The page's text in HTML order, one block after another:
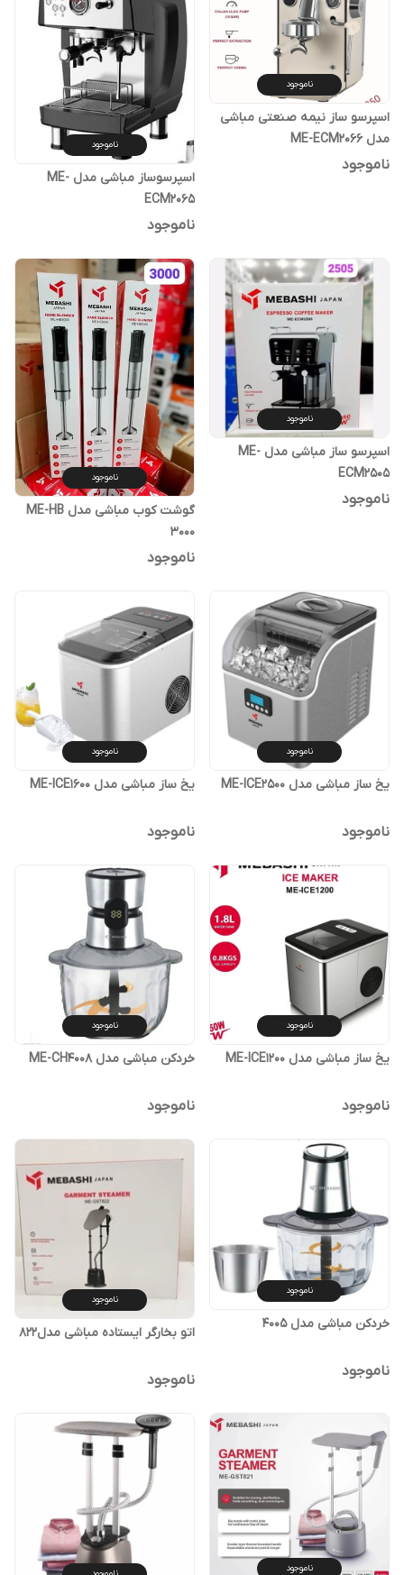
ناموجود
اسپرسو ساز نیمه صنعتی مباشی
مدل ME-ECM2066
ناموجود
ناموجود
اسپرسوساز مباشی مدل ME-
ECM2065
ناموجود
ناموجود
اسپرسو ساز مباشی مدل ME-
ECM2505
ناموجود
ناموجود
گوشت کوب مباشی مدل ME-HB
3000
ناموجود
ناموجود
یخ ساز مباشی مدل ME-ICE2500
ناموجود
ناموجود
یخ ساز مباشی مدل ME-ICE1600
ناموجود
ناموجود
یخ ساز مباشی مدل ME-ICE1200
ناموجود
ناموجود
خردکن مباشی مدل ME-CH4008
ناموجود
ناموجود
خردکن مباشی مدل 4005
ناموجود
ناموجود
اتو بخارگر ایستاده مباشی مدل۸۲۲
ناموجود
ناموجود